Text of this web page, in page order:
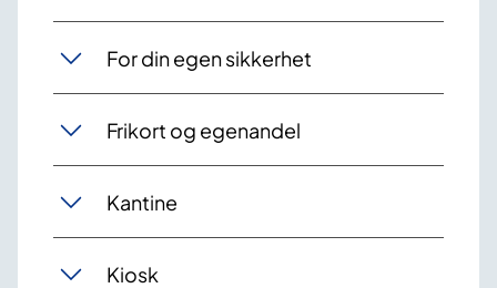
For din egen sikkerhet
Frikort og egenandel
Kantine
Kiosk